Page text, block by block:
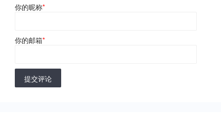
你的昵称*
你的邮箱*
提交评论